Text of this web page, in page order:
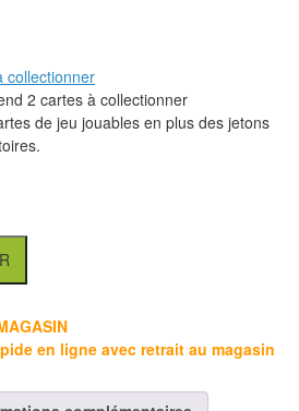
collectionner
2 cartes à collectionner
de jeu jouables en plus des jetons
en ligne avec retrait au magasin